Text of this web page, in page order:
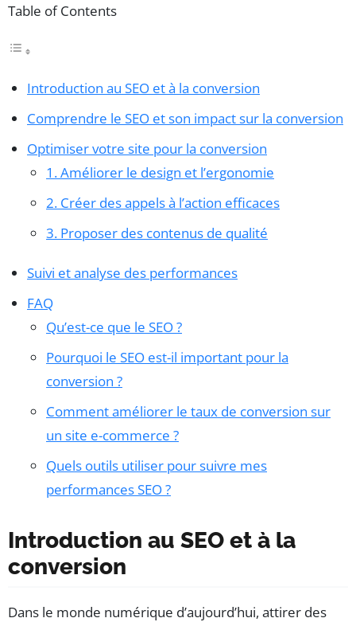
Table of Contents
Introduction au SEO et à la conversion
Comprendre le SEO et son impact sur la conversion
Optimiser votre site pour la conversion
1. Améliorer le design et l’ergonomie
2. Créer des appels à l’action efficaces
3. Proposer des contenus de qualité
Suivi et analyse des performances
FAQ
Qu’est-ce que le SEO ?
Pourquoi le SEO est-il important pour la
conversion ?
Comment améliorer le taux de conversion sur
un site e-commerce ?
Quels outils utiliser pour suivre mes
performances SEO ?
Introduction au SEO et à la
conversion
Dans le monde numérique d’aujourd’hui, attirer des